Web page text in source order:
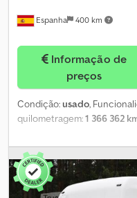
Espanha 400 km
Informação de
preços
Condição:usado,
quilometragem:1 366 362
,
Euro 6, cor:azul, tamanho
2019, número da máquina/
Equipamento: ABS, ar
de velocidade de cruzeiro